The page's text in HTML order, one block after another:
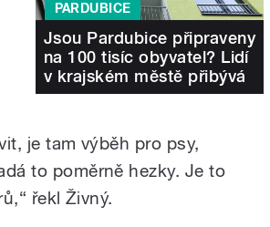
PARDUBICE
Jsou Pardubice připraveny
na 100 tisíc obyvatel? Lidí
v krajském městě přibývá
je tam výběh pro psy,
to poměrně hezky. Je to
řekl Živný.